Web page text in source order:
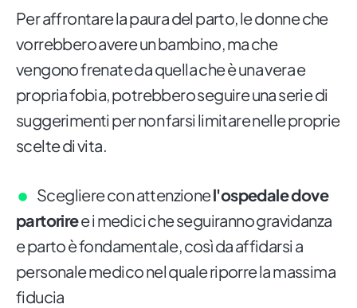
Per affrontare la paura del parto, le donne che
vorrebbero avere un bambino, ma che
vengono frenate da quella che è una vera e
propria fobia, potrebbero seguire una serie di
suggerimenti per non farsi limitare nelle proprie
scelte di vita.
Scegliere con attenzionel'ospedale dove
partoriree i medici che seguiranno gravidanza
e parto è fondamentale, così da affidarsi a
personale medico nel quale riporre la massima
fiducia